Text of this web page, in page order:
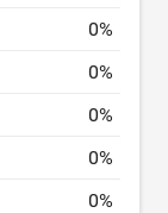
0%
0%
0%
0%
0%